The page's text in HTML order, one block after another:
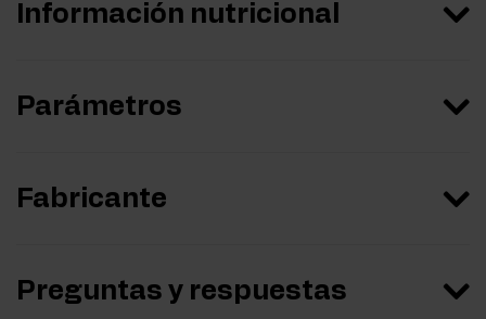
Información nutricional
Parámetros
Fabricante
Preguntas y respuestas